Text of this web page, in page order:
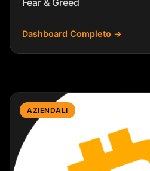
Fear & Greed
Dashboard Completo →
AZIENDALI